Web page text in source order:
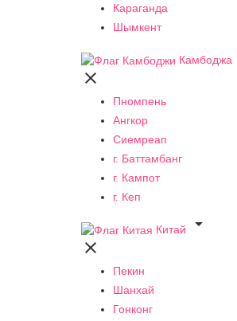
Караганда
Шымкент
Камбоджа

Пномпень
Ангкор
Сиемреап
г. Баттамбанг
г. Кампот
г. Кеп
Китай


Пекин
Шанхай
Гонконг